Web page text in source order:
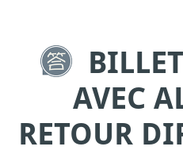
AVEC
RETOUR